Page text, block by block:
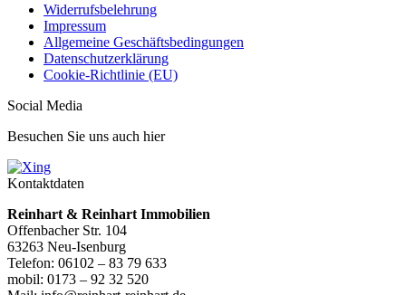
Widerrufsbelehrung
Impressum
Allgemeine Geschäftsbedingungen
Datenschutzerklärung
Cookie-Richtlinie (EU)
Social Media
Besuchen Sie uns auch hier
Kontaktdaten
Reinhart & Reinhart Immobilien
Offenbacher Str. 104
63263 Neu-Isenburg
Telefon: 06102 – 83 79 633
mobil: 0173 – 92 32 520